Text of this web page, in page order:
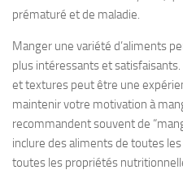
prématuré et de maladie.
Manger une variété d’aliments
plus intéressants et
et textures peut être une
maintenir votre motivation à
recommandent souvent de
inclure des aliments de toutes
toutes les propriétés